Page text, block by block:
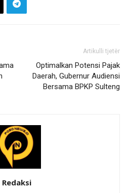
Artikulli tjetër
Optimalkan Potensi Pajak
Daerah, Gubernur Audiensi
Bersama BPKP Sulteng
Redaksi